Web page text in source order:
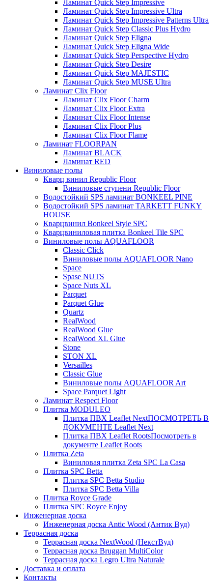
Ламинат Quick Step Impressive
Ламинат Quick Step Impressive Ultra
Ламинат Quick Step Impressive Patterns Ultra
Ламинат Quick Step Classic Plus Hydro
Ламинат Quick Step Eligna
Ламинат Quick Step Eligna Wide
Ламинат Quick Step Perspective Hydro
Ламинат Quick Step Desire
Ламинат Quick Step MAJESTIC
Ламинат Quick Step MUSE Ultra
Ламинат Clix Floor
Ламинат Clix Floor Charm
Ламинат Clix Floor Extra
Ламинат Clix Floor Intense
Ламинат Clix Floor Plus
Ламинат Clix Floor Flame
Ламинат FLOORPAN
Ламинат BLACK
Ламинат RED
Виниловые полы
Кварц винил Republic Floor
Виниловые ступени Republic Floor
Водостойкий SPS ламинат BONKEEL PINE
Водостойкий SPS ламинат TARKETT FUNKY
HOUSE
Кварцвинил Bonkeel Style SPC
Кварцвиниловая плитка Bonkeel Tile SPC
Виниловые полы AQUAFLOOR
Classic Click
Виниловые полы AQUAFLOOR Nano
Space
Spase NUTS
Space Nuts XL
Parquet
Parquet Glue
Quartz
RealWood
RealWood Glue
RealWood XL Glue
Stone
STON XL
Versailles
Classic Glue
Виниловые полы AQUAFLOOR Art
Space Parquet Light
Ламинат Respect Floor
Плитка MODULEO
Плитка ПВХ Leaflet NextПОСМОТРЕТЬ В
ДОКУМЕНТЕ Leaflet Next
Плитка ПВХ Leaflet RootsПосмотреть в
документе Leaflet Roots
Плитка Zeta
Виниловая плитка Zeta SPC La Casa
Плитка SPC Betta
Плитка SPC Betta Studio
Плитка SPC Betta Villa
Плитка Royce Grade
Плитка SPC Royce Enjoy
Инженерная доска
Инженерная доска Antic Wood (Антик Вуд)
Террасная доска
Террасная доска NextWood (НекстВуд)
Террасная доска Bruggan MultiColor
Террасная доска Legro Ultra Naturale
Доставка и оплата
Контакты